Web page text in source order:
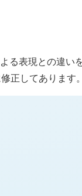
る表現との違い
正してあります